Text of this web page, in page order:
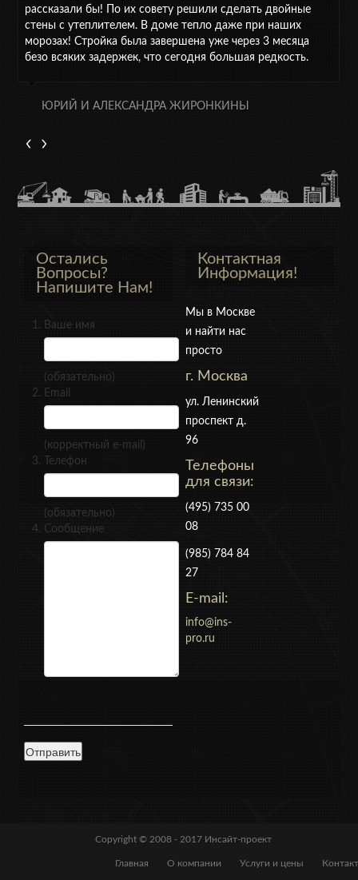
рассказали бы! По их совету решили сделать двойные
стены с утеплителем. В доме тепло даже при наших
морозах! Стройка была завершена уже через 3 месяца
безо всяких задержек, что сегодня большая редкость.
ЮРИЙ И АЛЕКСАНДРА ЖИРОНКИНЫ
Остались
Вопросы?
Напишите Нам!
Ваше имя
(обязательно)
Email
(корректный e-mail)
Телефон
(обязательно)
Сообщение
Контактная
Информация!
Мы в Москве
и найти нас
просто
г. Москва
ул. Ленинский
проспект д.
96
Телефоны
для связи:
(495) 735 00
08
(985) 784 84
27
E-mail:
info@ins-
pro.ru
Copyright © 2008 - 2017 Инсайт-проект
Главная О компании Услуги и цены